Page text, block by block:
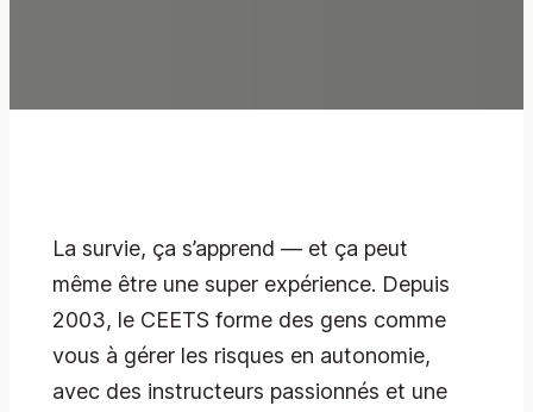
La survie, ça s’apprend — et ça peut
même être une super expérience. Depuis
2003, le CEETS forme des gens comme
vous à gérer les risques en autonomie,
avec des instructeurs passionnés et une